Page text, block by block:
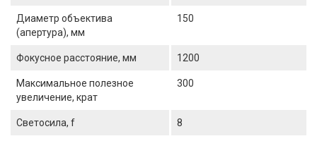
Диаметр объектива
(апертура), мм
150
Фокусное расстояние, мм 1200
Максимальное полезное
увеличение, крат
300
Светосила, f 8